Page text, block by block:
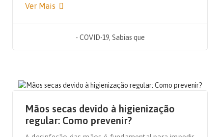
Ver Mais
- COVID-19, Sabias que
Mãos secas devido à higienização
regular: Como prevenir?